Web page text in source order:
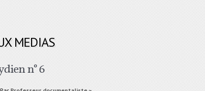
MEDIAS
n° 6